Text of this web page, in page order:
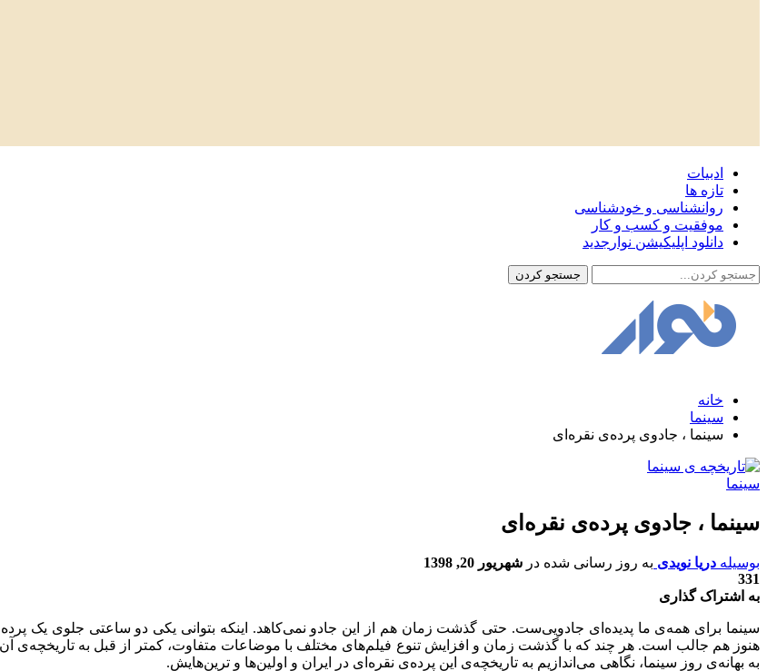
ادبیات
تازه ها
روانشناسی و خودشناسی
موفقیت و کسب و کار
دانلود اپلیکیشن نوار جدید
خانه
سینما
سینما ، جادوی پرده‌ی نقره‌ای
سینما
سینما ، جادوی پرده‌ی نقره‌ای
بوسیله دریا نویدی به روز رسانی شده در شهریور 20, 1398
331
به اشتراک گذاری
سینما برای همه‌ی ما پدیده‌ای جادویی‌ست. حتی گذشت زمان هم از این جادو نمی‌کاهد. اینکه بتوانی یکی دو ساعتی جلوی یک
هنوز هم جالب است. هر چند که با گذشت زمان و افزایش تنوع فیلم‌های مختلف با موضاعات متفاوت، کمتر از قبل به تاریخچه‌ی
به بهانه‌ی روز سینما، نگاهی می‌اندازیم به تاریخچه‌ی این پرده‌ی نقره‌ای در ایران و اولین‌ها و ترین‌هایش.